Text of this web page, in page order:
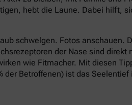
hebt die Laune. Dabei hilft,
schwelgen. Fotos anschauen.
der Nase sind direkt
wie Fitmacher. Mit diesen
Betroffenen) ist das Seelentief